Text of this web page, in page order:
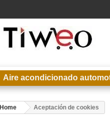
Aire acondicionado
Home Aceptación de cookies